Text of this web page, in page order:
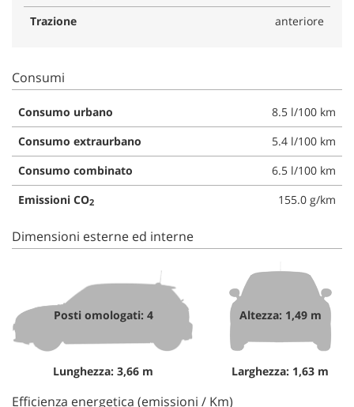
Trazione
anteriore
Consumi
Consumo urbano
8.5 l/100 km
Consumo extraurbano
5.4 l/100 km
Consumo combinato
6.5 l/100 km
Emissioni CO2 155.0 g/km
Dimensioni esterne ed interne
Posti omologati: 4
Lunghezza: 3,66 m
Altezza: 1,49 m
Larghezza: 1,63 m
Efficienza energetica (emissioni / Km)